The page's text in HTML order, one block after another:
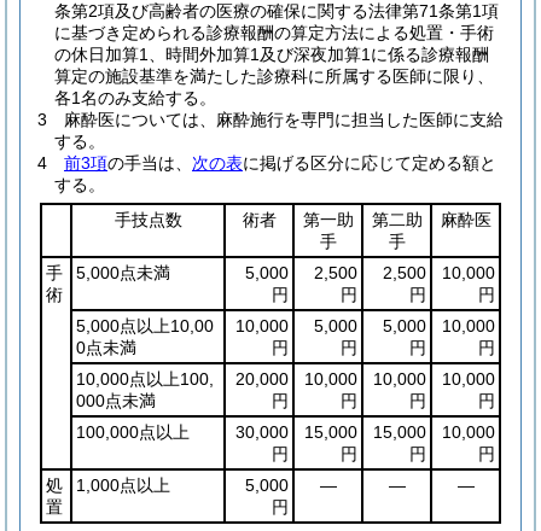
条第2項及び高齢者の医療の確保に関する法律第71条第1項
に基づき定められる診療報酬の算定方法による処置・手術
の休日加算1、時間外加算1及び深夜加算1に係る診療報酬
算定の施設基準を満たした診療科に所属する医師に限り、
各1名のみ支給する。
3
麻酔医については、麻酔施行を専門に担当した医師に支給
する。
4
前3項の手当は、 次の表に掲げる区分に応じて定める額と
する。
手技点数
術者
第一助
手
第二助
手
麻酔医
手
術
5,000点未満
5,000
円
2,500
円
2,500
円
10,000
円
5,000点以上10,00
0点未満
10,000
円
5,000
円
5,000
円
10,000
円
10,000点以上100,
000点未満
20,000
円
10,000
円
10,000
円
10,000
円
100,000点以上
30,000
円
15,000
円
15,000
円
10,000
円
処
置
1,000点以上
5,000
円
― ― ―